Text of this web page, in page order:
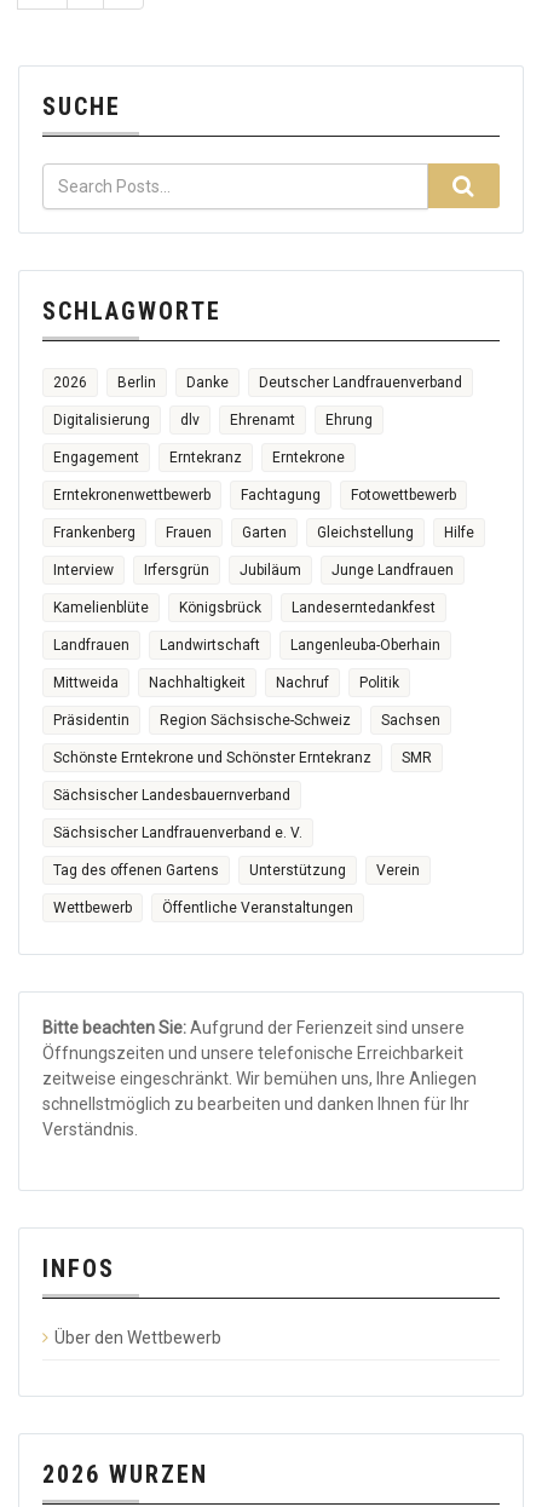
SUCHE
SCHLAGWORTE
2026 Berlin Danke Deutscher Landfrauenverband
Digitalisierung dlv Ehrenamt Ehrung
Engagement Erntekranz Erntekrone
Erntekronenwettbewerb Fachtagung Fotowettbewerb
Frankenberg Frauen Garten Gleichstellung Hilfe
Interview Irfersgrün Jubiläum Junge Landfrauen
Kamelienblüte Königsbrück Landeserntedankfest
Landfrauen Landwirtschaft Langenleuba-Oberhain
Mittweida Nachhaltigkeit Nachruf Politik
Präsidentin Region Sächsische-Schweiz Sachsen
Schönste Erntekrone und Schönster Erntekranz SMR
Sächsischer Landesbauernverband
Sächsischer Landfrauenverband e. V.
Tag des offenen Gartens Unterstützung Verein
Wettbewerb Öffentliche Veranstaltungen
Bitte beachten Sie:Aufgrund der Ferienzeit sind unsere
Öffnungszeiten und unsere telefonische Erreichbarkeit
zeitweise eingeschränkt. Wir bemühen uns, Ihre Anliegen
schnellstmöglich zu bearbeiten und danken Ihnen für Ihr
Verständnis.
INFOS
Über den Wettbewerb
2026 WURZEN